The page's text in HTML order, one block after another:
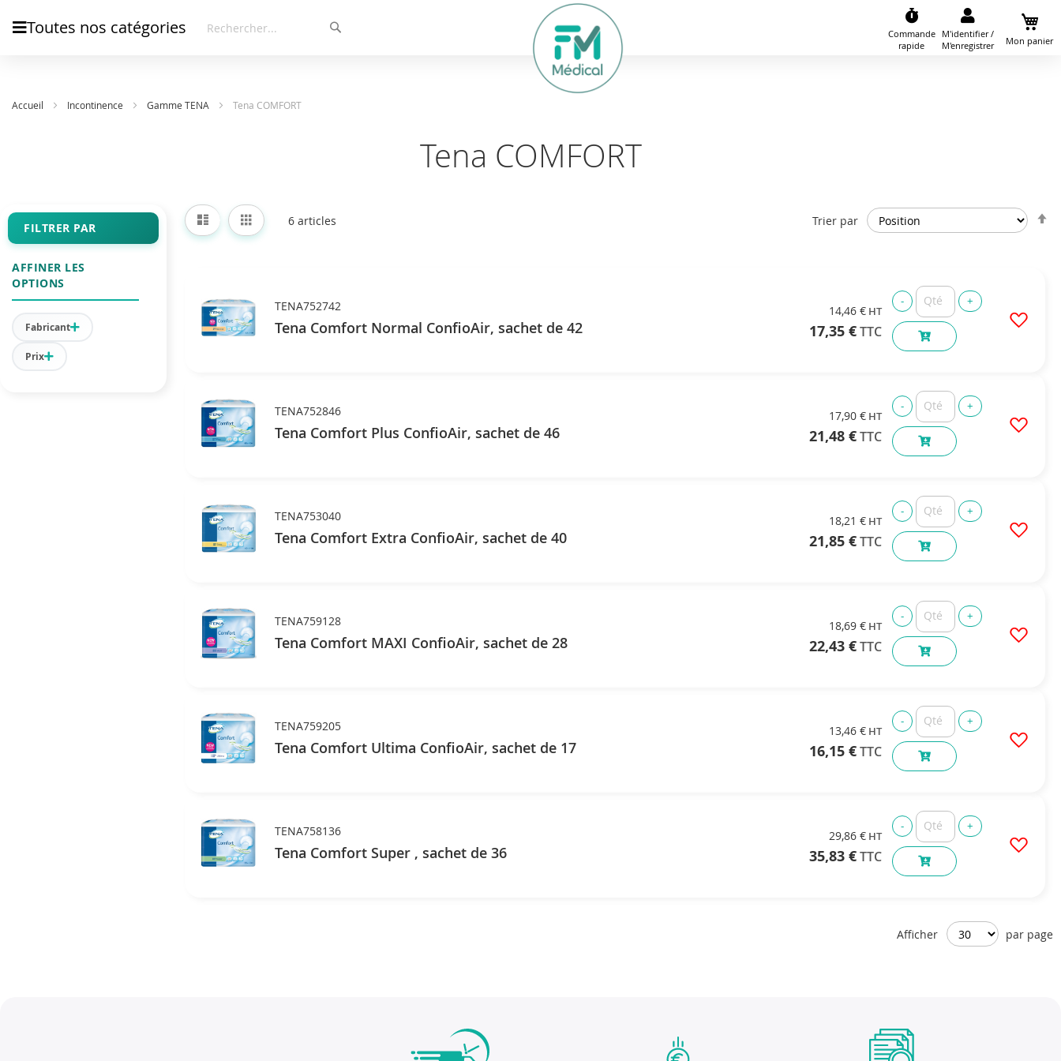
Toutes nos catégories
Commande
rapide
Mon panier
M'identifier /
M'enregistrer
Accueil Incontinence Gamme TENA Tena COMFORT
Tena COMFORT
Afficher
en
Liste Grille 6 articles Trier par
TENA752742
Tena Comfort Normal ConfioAir, sachet de 42
14,46 €
17,35 €
TENA752846
Tena Comfort Plus ConfioAir, sachet de 46
17,90 €
21,48 €
TENA753040
Tena Comfort Extra ConfioAir, sachet de 40
18,21 €
21,85 €
TENA759128
Tena Comfort MAXI ConfioAir, sachet de 28
18,69 €
22,43 €
TENA759205
Tena Comfort Ultima ConfioAir, sachet de 17
13,46 €
16,15 €
TENA758136
Tena Comfort Super , sachet de 36
29,86 €
35,83 €
Afficher par page
FILTRER PAR
AFFINER LES
OPTIONS
Fabricant
Prix